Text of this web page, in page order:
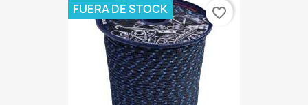
FUERA DE STOCK favorite_border